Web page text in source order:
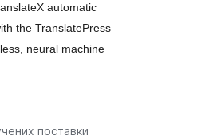
automatic
the TranslatePress
neural machine
поставки